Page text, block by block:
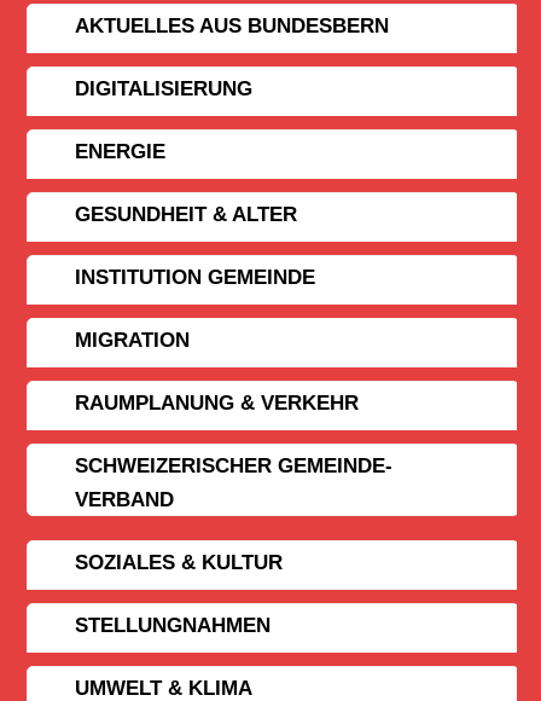
AKTUELLES AUS BUNDESBERN
DIGITALISIERUNG
ENERGIE
GESUNDHEIT & ALTER
INSTITUTION GEMEINDE
MIGRATION
RAUMPLANUNG & VERKEHR
SCHWEIZERISCHER GEMEINDE­
VERBAND
SOZIALES & KULTUR
STELLUNGNAHMEN
UMWELT & KLIMA